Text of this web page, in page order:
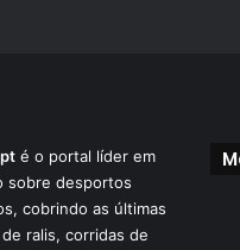
é o portal líder em
sobre desportos
cobrindo as últimas
ralis, corridas de